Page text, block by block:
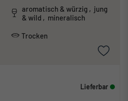
aromatisch & würzig , jung
& wild , mineralisch
Trocken
Lieferbar